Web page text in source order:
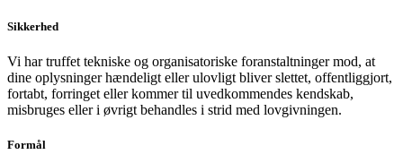
Sikkerhed
Vi har truffet tekniske og organisatoriske foranstaltninger mod, at
dine oplysninger hændeligt eller ulovligt bliver slettet, offentliggjort,
fortabt, forringet eller kommer til uvedkommendes kendskab,
misbruges eller i øvrigt behandles i strid med lovgivningen.
Formål